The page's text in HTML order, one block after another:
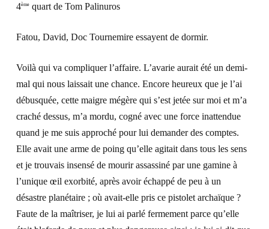
4èmequart de Tom Palinuros
Fatou, David, Doc Tournemire essayent de dormir.
Voilà qui va compliquer l’affaire. L’avarie aurait été un demi-
mal qui nous laissait une chance. Encore heureux que je l’ai
débusquée, cette maigre mégère qui s’est jetée sur moi et m’a
craché dessus, m’a mordu, cogné avec une force inattendue
quand je me suis approché pour lui demander des comptes.
Elle avait une arme de poing qu’elle agitait dans tous les sens
et je trouvais insensé de mourir assassiné par une gamine à
l’unique œil exorbité, après avoir échappé de peu à un
désastre planétaire ; où avait-elle pris ce pistolet archaïque ?
Faute de la maîtriser, je lui ai parlé fermement parce qu’elle